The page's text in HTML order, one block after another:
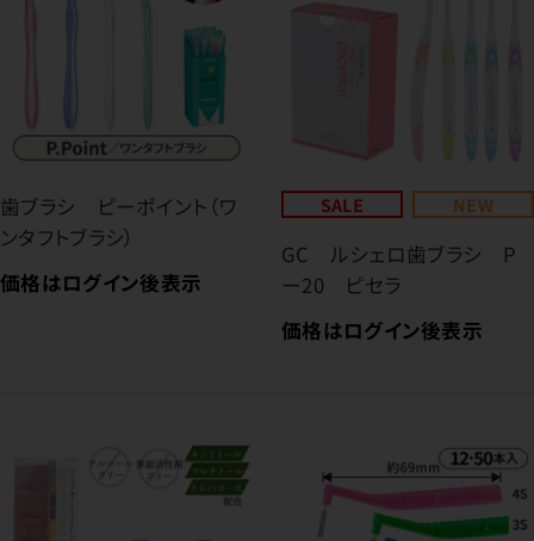
歯ブラシ ピーポイント（ワ
ンタフトブラシ）
価格はログイン後表示
SALE NEW
GC ルシェロ歯ブラシ P
ー20 ピセラ
価格はログイン後表示